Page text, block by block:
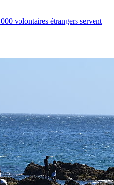
volontaires étrangers servent